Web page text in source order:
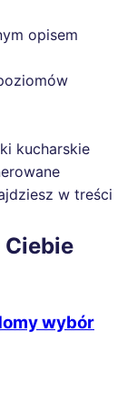
opisem
kucharskie
w treści
Ciebie
wybór